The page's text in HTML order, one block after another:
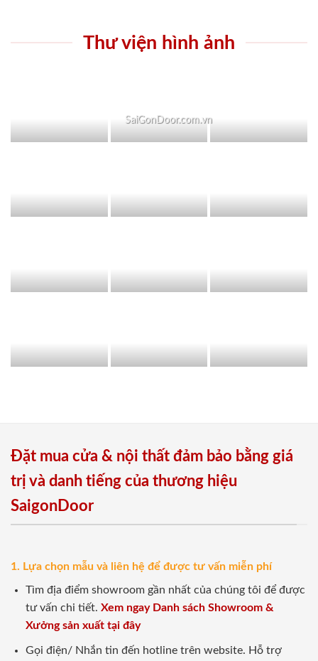
Thư viện hình ảnh
SaiGonDoor.com.vn
Đặt mua cửa & nội thất đảm bảo bằng giá
trị và danh tiếng của thương hiệu
SaigonDoor
1. Lựa chọn mẫu và liên hệ để được tư vấn miễn phí
Tìm địa điểm showroom gần nhất của chúng tôi để được
tư vấn chi tiết. Xem ngay Danh sách Showroom &
Xưởng sản xuất tại đây
Gọi điện/ Nhắn tin đến hotline trên website. Hỗ trợ